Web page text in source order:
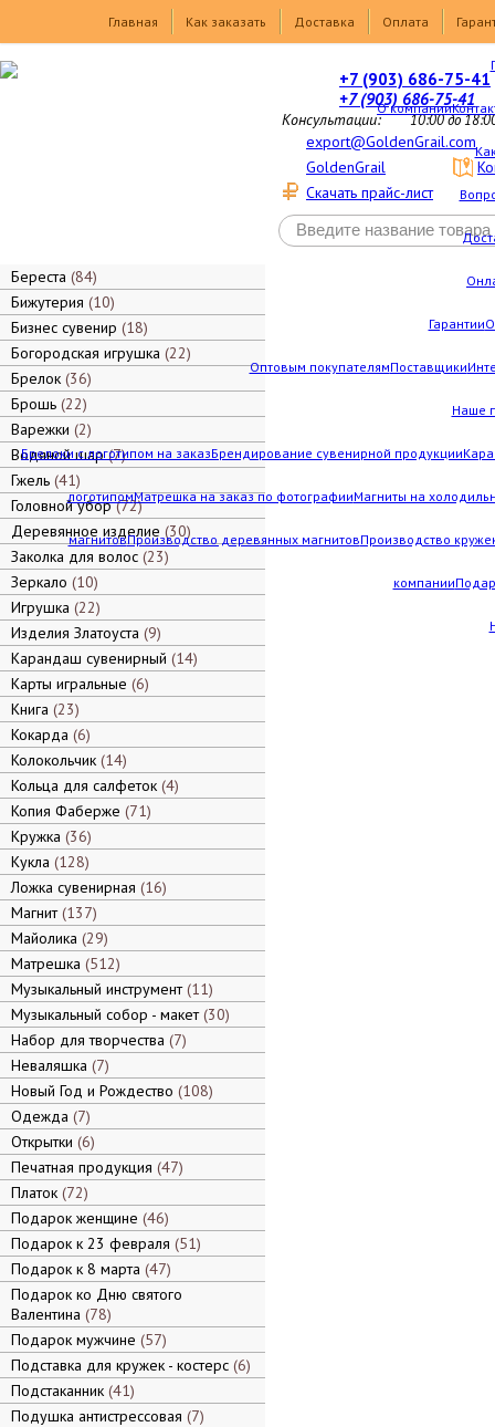
Главная
Как заказать Доставка Оплата
О компании
Гарантии
Оптовым покупателямПоставщики
Наше
Брелоки с логотипом на заказБрендирование сувенирной продукции
логотипомМатрешка на заказ по фотографииМагниты на
магнитовПроизводство деревянных магнитовПроизводство
компании
+7 (903) 686-75-41
+7 (903) 686-75-41
Консультации: 10:00 до
export@GoldenGrail.com
GoldenGrail
Скачать прайс-лист
Береста 84
Бижутерия 10
Бизнес сувенир 18
Богородская игрушка 22
Брелок 36
Брошь 22
Варежки 2
Водяной шар 7
Гжель 41
Головной убор 72
Деревянное изделие 30
Заколка для волос 23
Зеркало 10
Игрушка 22
Изделия Златоуста 9
Карандаш сувенирный 14
Карты игральные 6
Книга 23
Кокарда 6
Колокольчик 14
Кольца для салфеток 4
Копия Фаберже 71
Кружка 36
Кукла 128
Ложка сувенирная 16
Магнит 137
Майолика 29
Матрешка 512
Музыкальный инструмент 11
Музыкальный собор - макет 30
Набор для творчества 7
Неваляшка 7
Новый Год и Рождество 108
Одежда 7
Открытки 6
Печатная продукция 47
Платок 72
Подарок женщине 46
Подарок к 23 февраля 51
Подарок к 8 марта 47
Подарок ко Дню святого
Валентина 78
Подарок мужчине 57
Подставка для кружек - костерс 6
Подстаканник 41
Подушка антистрессовая 7